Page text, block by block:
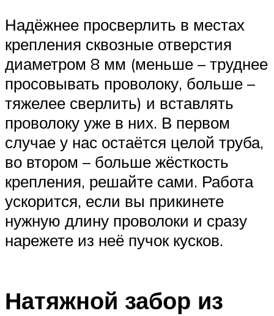
Надёжнее просверлить в местах
крепления сквозные отверстия
диаметром 8 мм (меньше – труднее
просовывать проволоку, больше –
тяжелее сверлить) и вставлять
проволоку уже в них. В первом
случае у нас остаётся целой труба,
во втором – больше жёсткость
крепления, решайте сами. Работа
ускорится, если вы прикинете
нужную длину проволоки и сразу
нарежете из неё пучок кусков.
Натяжной забор из